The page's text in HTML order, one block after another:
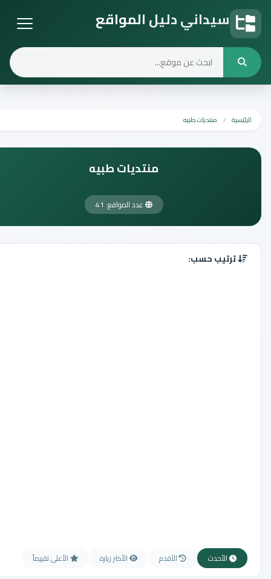
سيداني دليل المواقع
دليل المواقع
الرئيسية منتديات طبيه
منتديات طبيه
عدد المواقع: 41
ترتيب حسب:
الأحدث الأقدم الأكثر زيارة الأعلى تقييماً